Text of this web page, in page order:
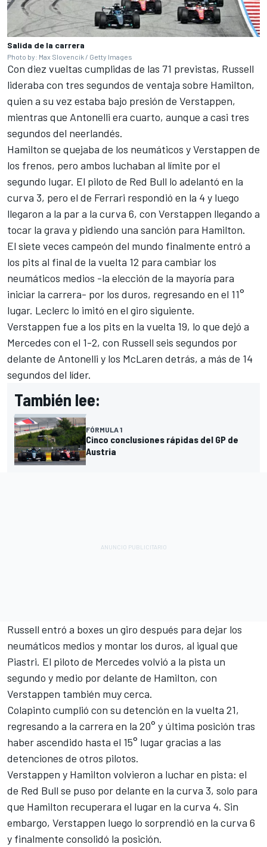
Salida de la carrera
Photo by: Max Slovencik / Getty Images
Con diez vueltas cumplidas de las 71 previstas, Russell
lideraba con tres segundos de ventaja sobre Hamilton,
quien a su vez estaba bajo presión de Verstappen,
mientras que Antonelli era cuarto, aunque a casi tres
segundos del neerlandés.
Hamilton se quejaba de los neumáticos y Verstappen de
los frenos, pero ambos luchaban al límite por el
segundo lugar. El piloto de Red Bull lo adelantó en la
curva 3, pero el de Ferrari respondió en la 4 y luego
llegaron a la par a la curva 6, con Verstappen llegando a
tocar la grava y pidiendo una sanción para Hamilton.
El siete veces campeón del mundo finalmente entró a
los pits al final de la vuelta 12 para cambiar los
neumáticos medios -la elección de la mayoría para
iniciar la carrera- por los duros, regresando en el 11°
lugar. Leclerc lo imitó en el giro siguiente.
Verstappen fue a los pits en la vuelta 19, lo que dejó a
Mercedes con el 1-2, con Russell seis segundos por
delante de Antonelli y los McLaren detrás, a más de 14
segundos del líder.
También lee:
FÓRMULA 1
Cinco conclusiones rápidas del GP de
Austria
Russell entró a boxes un giro después para dejar los
neumáticos medios y montar los duros, al igual que
Piastri. El piloto de Mercedes volvió a la pista un
segundo y medio por delante de Hamilton, con
Verstappen también muy cerca.
Colapinto cumplió con su detención en la vuelta 21,
regresando a la carrera en la 20° y última posición tras
haber ascendido hasta el 15° lugar gracias a las
detenciones de otros pilotos.
Verstappen y Hamilton volvieron a luchar en pista: el
de Red Bull se puso por delante en la curva 3, solo para
que Hamilton recuperara el lugar en la curva 4. Sin
embargo, Verstappen luego lo sorprendió en la curva 6
y finalmente consolidó la posición.